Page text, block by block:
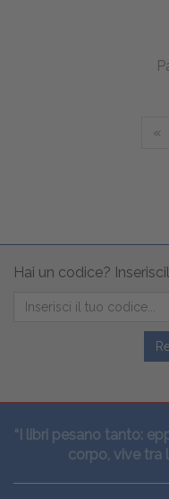
«
Hai un codice?
“I libri pesano tanto:
corpo, vive tra